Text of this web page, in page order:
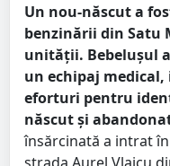
Un nou-născut a
benzinării din Satu
unității. Bebelușul
un echipaj
eforturi pentru
născut și
însărcinată a intrat